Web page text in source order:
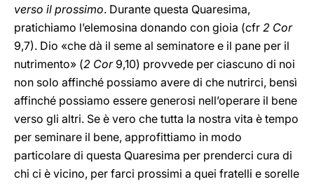
verso il prossimo. Durante questa Quaresima,
pratichiamo l’elemosina donando con gioia (cfr 2 Cor
9,7). Dio «che dà il seme al seminatore e il pane per il
nutrimento» (2 Cor9,10) provvede per ciascuno di noi
non solo affinché possiamo avere di che nutrirci, bensì
affinché possiamo essere generosi nell’operare il bene
verso gli altri. Se è vero che tutta la nostra vita è tempo
per seminare il bene, approfittiamo in modo
particolare di questa Quaresima per prenderci cura di
chi ci è vicino, per farci prossimi a quei fratelli e sorelle